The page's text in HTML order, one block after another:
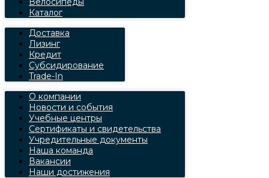
Каталог
Доставка
Лизинг
Кредит
Субсидирование
Trade-In
О компании
Новости и события
Учебные центры
Сертификаты и свидетельства
Учредительные документы
Наша команда
Вакансии
Наши достижения